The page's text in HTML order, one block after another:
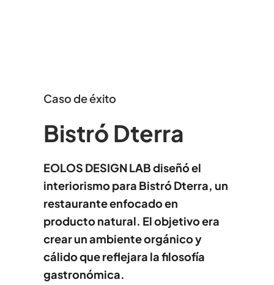
Caso de éxito
Bistró Dterra
EOLOS DESIGN LAB diseñó el
interiorismo para Bistró Dterra, un
restaurante enfocado en
producto natural. El objetivo era
crear un ambiente orgánico y
cálido que reflejara la filosofía
gastronómica.